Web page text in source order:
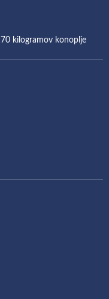
kilogramov konoplje